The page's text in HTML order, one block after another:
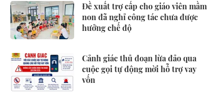
Đề xuất trợ cấp cho giáo viên mầm
non đã nghỉ công tác chưa được
hưởng chế độ
Cảnh giác thủ đoạn lừa đảo qua
cuộc gọi tự động mời hỗ trợ vay
vốn